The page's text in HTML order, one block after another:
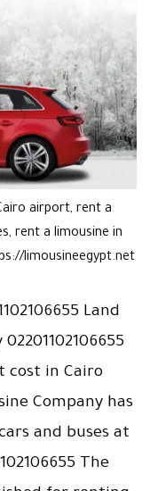
airport, rent a
rent a limousine in
limousineegypt.net
Land
cost in Cairo
Company has
and buses at
The